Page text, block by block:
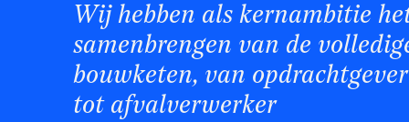
Wij hebben als kernambitie
samenbrengen van de
bouwketen, van opdrachtgever
tot afvalverwerker